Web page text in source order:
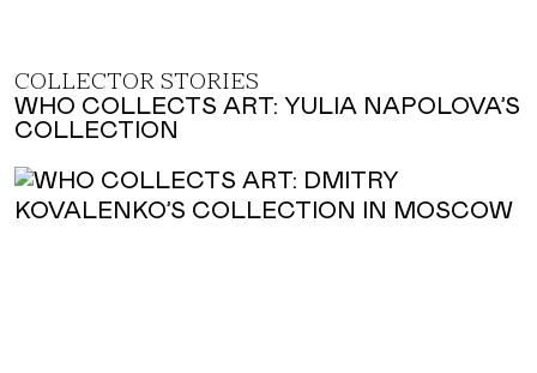
COLLECTOR STORIES
WHO COLLECTS ART: YULIA NAPOLOVA’S
COLLECTION